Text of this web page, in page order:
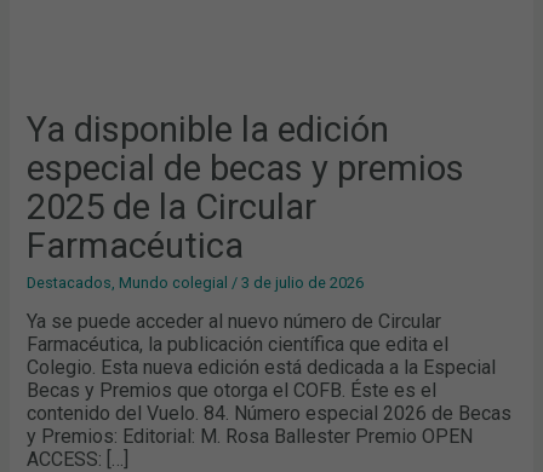
Ya disponible la edición
especial de becas y premios
2025 de la Circular
Farmacéutica
Destacados, Mundo colegial /3 de julio de 2026
Ya se puede acceder al nuevo número de Circular
Farmacéutica, la publicación científica que edita el
Colegio. Esta nueva edición está dedicada a la Especial
Becas y Premios que otorga el COFB. Éste es el
contenido del Vuelo. 84. Número especial 2026 de Becas
y Premios: Editorial: M. Rosa Ballester Premio OPEN
ACCESS: […]